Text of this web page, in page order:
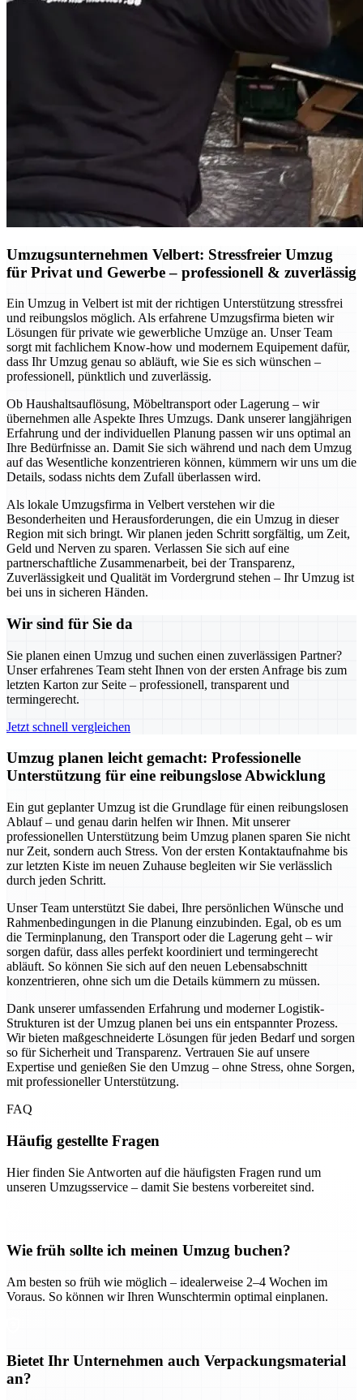
Umzugsunternehmen Velbert: Stressfreier Umzug
für Privat und Gewerbe – professionell & zuverlässig
Ein Umzug in Velbert ist mit der richtigen Unterstützung stressfrei
und reibungslos möglich. Als erfahrene Umzugsfirma bieten wir
Lösungen für private wie gewerbliche Umzüge an. Unser Team
sorgt mit fachlichem Know-how und modernem Equipement dafür,
dass Ihr Umzug genau so abläuft, wie Sie es sich wünschen –
professionell, pünktlich und zuverlässig.
Ob Haushaltsauflösung, Möbeltransport oder Lagerung – wir
übernehmen alle Aspekte Ihres Umzugs. Dank unserer langjährigen
Erfahrung und der individuellen Planung passen wir uns optimal an
Ihre Bedürfnisse an. Damit Sie sich während und nach dem Umzug
auf das Wesentliche konzentrieren können, kümmern wir uns um die
Details, sodass nichts dem Zufall überlassen wird.
Als lokale Umzugsfirma in Velbert verstehen wir die
Besonderheiten und Herausforderungen, die ein Umzug in dieser
Region mit sich bringt. Wir planen jeden Schritt sorgfältig, um Zeit,
Geld und Nerven zu sparen. Verlassen Sie sich auf eine
partnerschaftliche Zusammenarbeit, bei der Transparenz,
Zuverlässigkeit und Qualität im Vordergrund stehen – Ihr Umzug ist
bei uns in sicheren Händen.
Wir sind für Sie da
Sie planen einen Umzug und suchen einen zuverlässigen Partner?
Unser erfahrenes Team steht Ihnen von der ersten Anfrage bis zum
letzten Karton zur Seite – professionell, transparent und
termingerecht.
Jetzt schnell vergleichen
Umzug planen leicht gemacht: Professionelle
Unterstützung für eine reibungslose Abwicklung
Ein gut geplanter Umzug ist die Grundlage für einen reibungslosen
Ablauf – und genau darin helfen wir Ihnen. Mit unserer
professionellen Unterstützung beim Umzug planen sparen Sie nicht
nur Zeit, sondern auch Stress. Von der ersten Kontaktaufnahme bis
zur letzten Kiste im neuen Zuhause begleiten wir Sie verlässlich
durch jeden Schritt.
Unser Team unterstützt Sie dabei, Ihre persönlichen Wünsche und
Rahmenbedingungen in die Planung einzubinden. Egal, ob es um
die Terminplanung, den Transport oder die Lagerung geht – wir
sorgen dafür, dass alles perfekt koordiniert und termingerecht
abläuft. So können Sie sich auf den neuen Lebensabschnitt
konzentrieren, ohne sich um die Details kümmern zu müssen.
Dank unserer umfassenden Erfahrung und moderner Logistik-
Strukturen ist der Umzug planen bei uns ein entspannter Prozess.
Wir bieten maßgeschneiderte Lösungen für jeden Bedarf und sorgen
so für Sicherheit und Transparenz. Vertrauen Sie auf unsere
Expertise und genießen Sie den Umzug – ohne Stress, ohne Sorgen,
mit professioneller Unterstützung.
FAQ
Häufig gestellte Fragen
Hier finden Sie Antworten auf die häufigsten Fragen rund um
unseren Umzugsservice – damit Sie bestens vorbereitet sind.
Wie früh sollte ich meinen Umzug buchen?
Am besten so früh wie möglich – idealerweise 2–4 Wochen im
Voraus. So können wir Ihren Wunschtermin optimal einplanen.
Bietet Ihr Unternehmen auch Verpackungsmaterial
an?